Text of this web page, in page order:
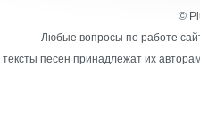
©
Любые вопросы по работе
тексты песен принадлежат их